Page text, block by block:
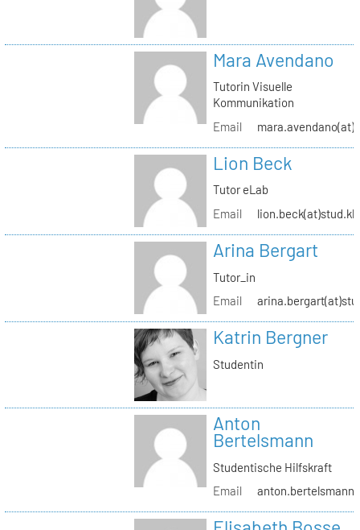
Mara Avendano
Tutorin Visuelle
Kommunikation
Email
Lion Beck
Tutor eLab
Email
Arina Bergart
Tutor_in
Email
Katrin Bergner
Studentin
Anton
Bertelsmann
Studentische Hilfskraft
Email